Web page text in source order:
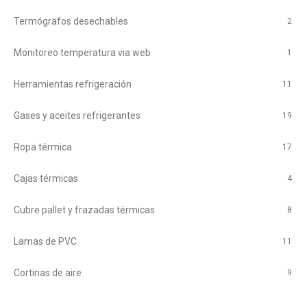
Termógrafos desechables 2
Monitoreo temperatura via web 1
Herramientas refrigeración 11
Gases y aceites refrigerantes 19
Ropa térmica 17
Cajas térmicas 4
Cubre pallet y frazadas térmicas 8
Lamas de PVC 11
Cortinas de aire 9